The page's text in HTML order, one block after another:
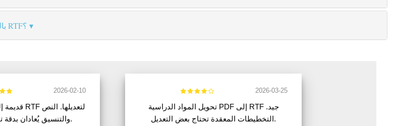
هل يمكنني تحويل مجلد ملفات DOC بالجملة إلى RTF؟
2026-02-10
والتنسيق يُعادان بدقة تامة. أداة ممتازة.
2026-03-25
تحويل المواد الدراسية PDF إلى RTF جيد.
التخطيطات المعقدة تحتاج بعض التعديل.